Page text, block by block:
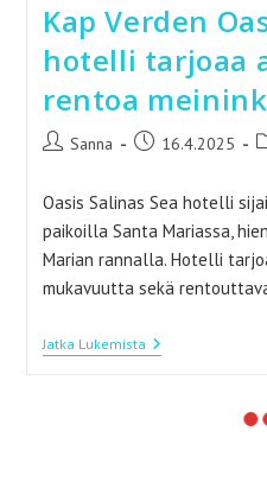
Kap Verden
hotelli tarjoaa
rentoa
Artikkelin
Sanna
Artikkeli16.4.2025
Oasis Salinas Sea hotelli
paikoilla Santa Mariassa,
Marian rannalla. Hotelli
mukavuutta sekä
Jatka LukemistaKap
Verden